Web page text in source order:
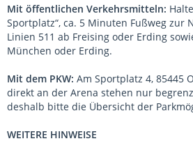
Mit öffentlichen Verkehrsmitteln:
Sportplatz“, ca. 5 Minuten Fußweg zur
Linien 511 ab Freising oder Erding
München oder Erding.
Mit dem PKW: Am Sportplatz 4, 85445
direkt an der Arena stehen nur
deshalb bitte die Übersicht der
WEITERE HINWEISE